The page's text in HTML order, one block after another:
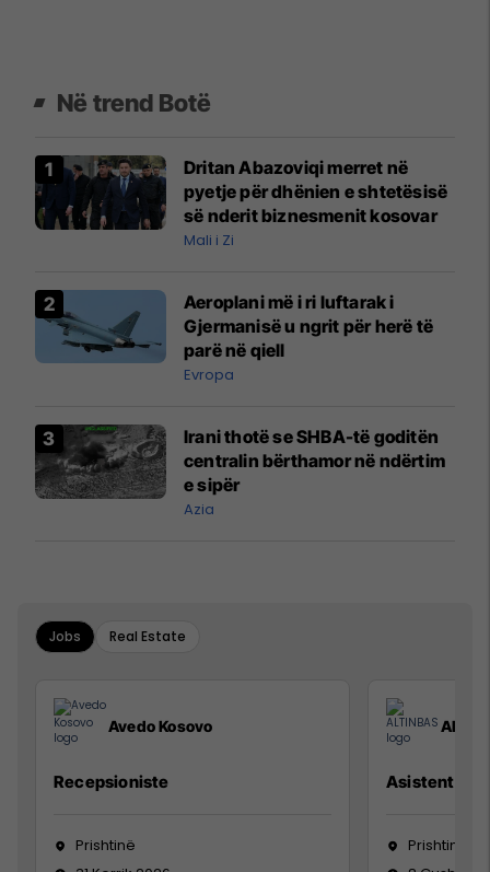
Në trend Botë
Dritan Abazoviqi merret në
pyetje për dhënien e shtetësisë
së nderit biznesmenit kosovar
Mali i Zi
Aeroplani më i ri luftarak i
Gjermanisë u ngrit për herë të
parë në qiell
Evropa
Irani thotë se SHBA-të goditën
centralin bërthamor në ndërtim
e sipër
Azia
Jobs Real Estate
Avedo Kosovo
Recepsioniste
Prishtinë
Asistente e
Prishtinë